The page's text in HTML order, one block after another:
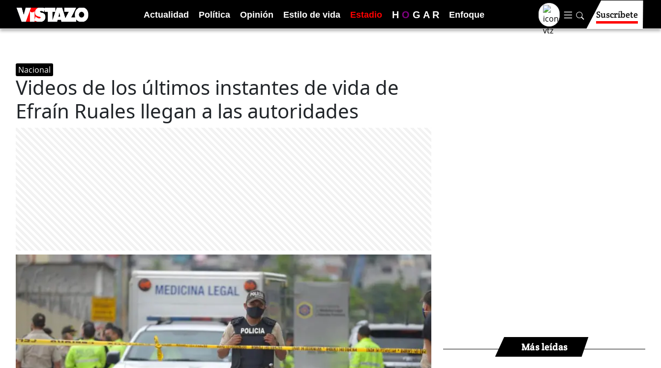
Actualidad Política Opinión Estilo de vida Estadio H O G A R Enfoque Suscríbete
Nacional
Videos de los últimos instantes de vida de
Efraín Ruales llegan a las autoridades
Más leídas